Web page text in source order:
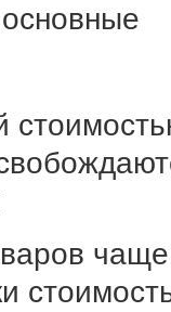
чаще